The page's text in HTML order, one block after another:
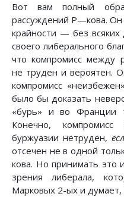
Вот вам полный
рассуждений Ρ—кова. Он
крайности — без всяких
своего либерального
что компромисс между
не труден и вероятен.
компромисс
было бы доказать
«бурь» и во Франции
Конечно,
буржуазии нетруден,
отсечен не в одной
кова. Но принимать это
зрения либерала,
Марковых 2-ых и думает,